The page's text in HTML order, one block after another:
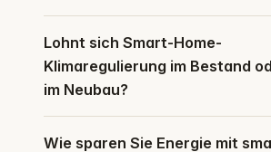
Lohnt sich Smart-Home-
Klimaregulierung im Bestand
im Neubau?
Wie sparen Sie Energie mit